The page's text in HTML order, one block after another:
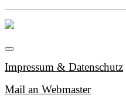
Impressum & Datenschutz
Mail an Webmaster